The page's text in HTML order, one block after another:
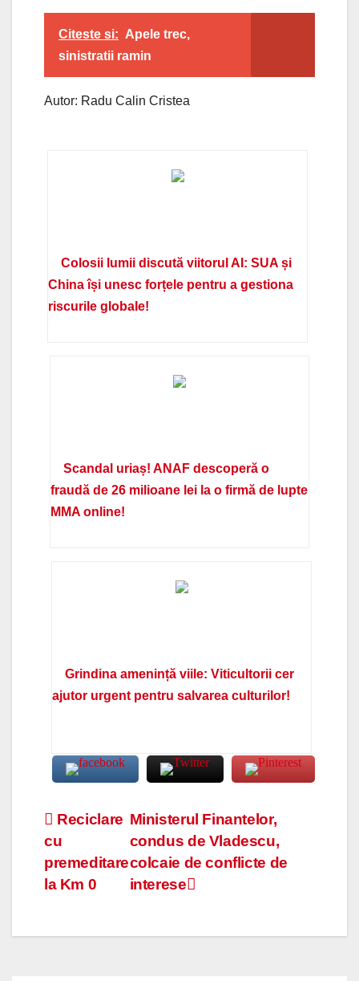
Citeste si: Apele trec,
sinistratii ramin
Autor: Radu Calin Cristea
Colosii lumii discută viitorul AI: SUA și
China își unesc forțele pentru a gestiona
riscurile globale!
Scandal uriaș! ANAF descoperă o
fraudă de 26 milioane lei la o firmă de lupte
MMA online!
Grindina amenință viile: Viticultorii cer
ajutor urgent pentru salvarea culturilor!
Navigare
în
articole
Ministerul Finantelor,
condus de Vladescu,
colcaie de conflicte de
interese
Reciclare
cu
premeditare
la Km 0